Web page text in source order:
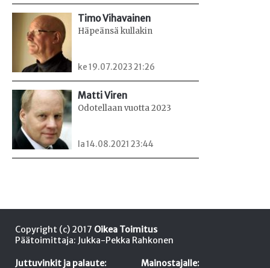
Timo Vihavainen
Häpeänsä kullakin
ke 19.07.2023 21:26
Matti Viren
Odotellaan vuotta 2023
la 14.08.2021 23:44
Copyright (c) 2017 Oikea Toimitus
Päätoimittaja: Jukka-Pekka Rahkonen
Juttuvinkit ja palaute: Mainostajalle: